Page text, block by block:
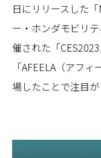
日にリリースした
ー・ホンダモビリ
催された「
「AFEELA（アフ
場したことで注目が